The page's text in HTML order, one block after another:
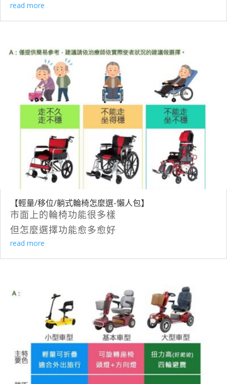
read more
【輕量/移位/躺式輪椅怎麼選-懶人包】
市面上的輪椅功能很多樣
但怎麼選擇功能愈多愈好
read more